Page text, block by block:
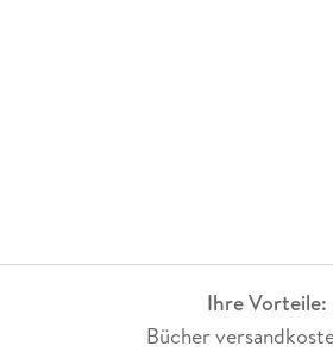
Ihre Vorteile:
Bücher